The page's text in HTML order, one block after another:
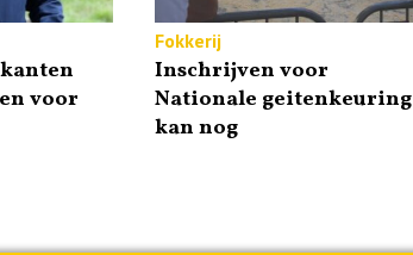
voor
Fokkerij
Inschrijven voor
Nationale geitenkeuring
kan nog